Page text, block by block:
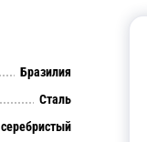
Бразилия
Сталь
серебристый